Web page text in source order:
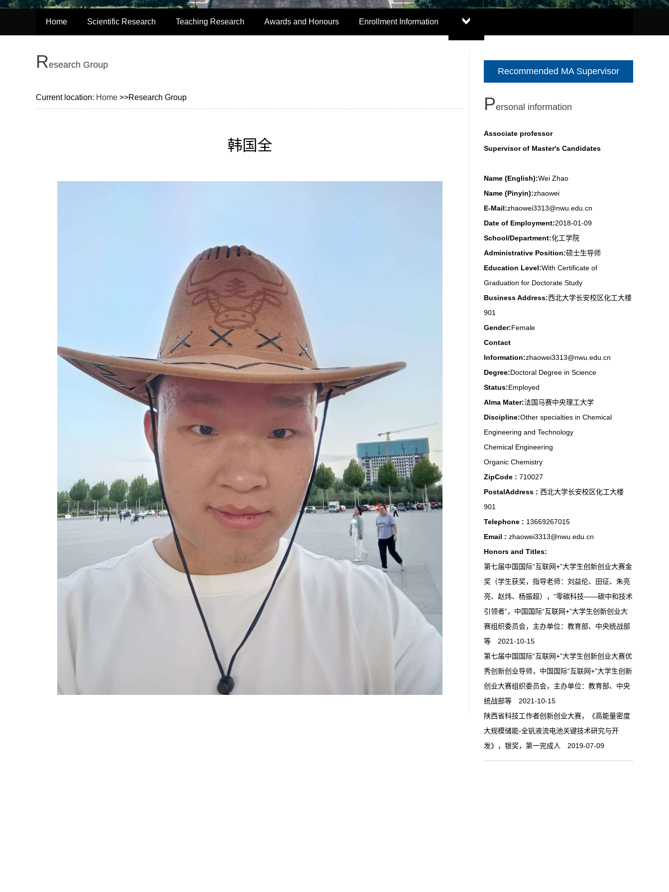
Home Scientific Research Teaching Research Awards and Honours Enrollment Information
Research Group
Current location: Home >>Research Group
韩国全
Recommended MA Supervisor
Personal information
Associate professor
Supervisor of Master's Candidates
Name (English):Wei Zhao
Name (Pinyin):zhaowei
E-Mail:zhaowei3313@nwu.edu.cn
Date of Employment:2018-01-09
School/Department:化工学院
Administrative Position:硕士生导师
Education Level:With Certificate of
Graduation for Doctorate Study
Business Address:西北大学长安校区化工大楼
901
Gender:Female
Contact
Information:zhaowei3313@nwu.edu.cn
Degree:Doctoral Degree in Science
Status:Employed
Alma Mater:法国马赛中央理工大学
Discipline:Other specialties in Chemical
Engineering and Technology
Chemical Engineering
Organic Chemistry
ZipCode : 710027
PostalAddress : 西北大学长安校区化工大楼
901
Telephone : 13669267015
Email : zhaowei3313@nwu.edu.cn
Honors and Titles:
第七届中国国际“互联网+”大学生创新创业大赛金
奖（学生获奖，指导老师：刘益伦、田征、朱亮
亮、赵炜、杨振超），“零碳科技——碳中和技术
引领者”，中国国际“互联网+”大学生创新创业大
赛组织委员会，主办单位：教育部、中央统战部
等 2021-10-15
第七届中国国际“互联网+”大学生创新创业大赛优
秀创新创业导师，中国国际“互联网+”大学生创新
创业大赛组织委员会，主办单位：教育部、中央
统战部等 2021-10-15
陕西省科技工作者创新创业大赛，《高能量密度
大规模储能-全钒液流电池关键技术研究与开
发》，银奖，第一完成人 2019-07-09